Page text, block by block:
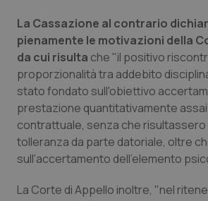
Tumore ovarico
Tumori del Polmone & Testa
Tumori gastrointestinali
Ulcera & Reflusso
Vaccini
La Cassazione al contrario
pienamente le motivazioni della
da cui risulta che "il positivo
proporzionalità tra addebito
stato fondato sull'obiettivo
prestazione quantitativamente
contrattuale, senza che risultassero
tolleranza da parte datoriale, oltre
sull'accertamento dell'elemento
La Corte di Appello inoltre, "nel